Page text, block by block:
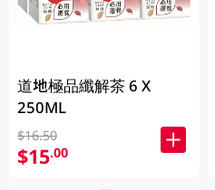
道地極品纖解茶 6 X
250ML
$16.50
$15.00